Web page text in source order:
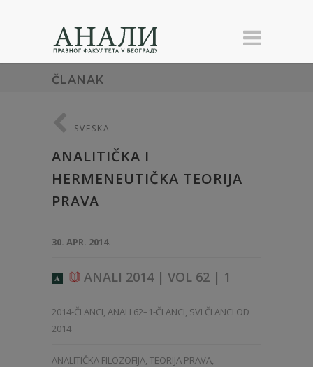
ČLANAK
SVESKA
ANALITIČKA I
HERMENEUTIČKA TEORIJA
PRAVA
30. APR. 2014.
A ANALI 2014 | VOL 62 | 1
2014-ČLANCI, ANALI 62–1-ČLANCI, SVI ČLANCI OD
2014
ANALITIČKA FILOZOFIJA, TEORIJA PRAVA,